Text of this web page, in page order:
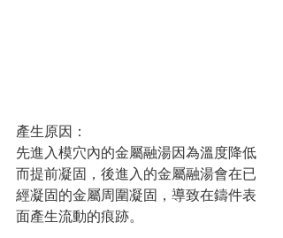
產生原因：
先進入模穴內的金屬融湯因為溫度降低
而提前凝固，後進入的金屬融湯會在已
經凝固的金屬周圍凝固，導致在鑄件表
面產生流動的痕跡。